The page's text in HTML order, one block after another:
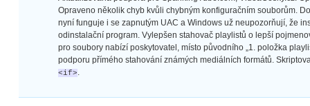
Opraveno několik chyb kvůli chybným konfiguračním souborům.
nyní funguje i se zapnutým UAC a Windows už neupozorňují, že
odinstalační program. Vylepšen stahovač playlistů o lepší
pro soubory nabízí poskytovatel, místo původního „1. položka
podporu přímého stahování známých mediálních formátů.
<if>